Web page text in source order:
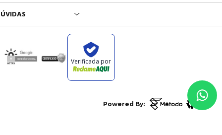
Verificada por
Powered By: